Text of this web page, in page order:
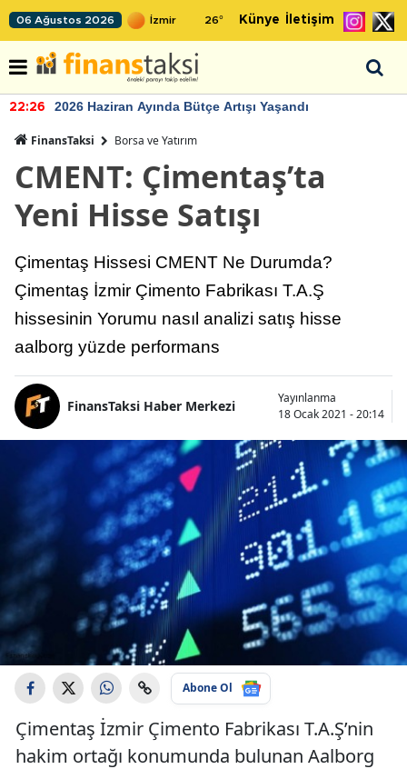
06 Ağustos 2026 26° Künye İletişim
22:26 2026 Haziran Ayında Bütçe Artışı Yaşandı
FinansTaksi Borsa ve Yatırım
CMENT: Çimentaş’ta
Yeni Hisse Satışı
Çimentaş Hissesi CMENT Ne Durumda?
Çimentaş İzmir Çimento Fabrikası T.A.Ş
hissesinin Yorumu nasıl analizi satış hisse
aalborg yüzde performans
FinansTaksi Haber Merkezi
Yayınlanma
18 Ocak 2021 - 20:14
Abone Ol
Çimentaş İzmir Çimento Fabrikası T.A.Ş’nin
hakim ortağı konumunda bulunan Aalborg